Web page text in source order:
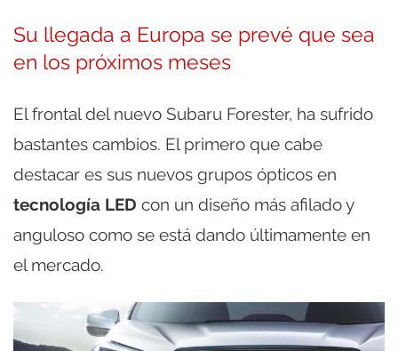
Su llegada a Europa se prevé que sea
en los próximos meses
El frontal del nuevo Subaru Forester, ha sufrido
bastantes cambios. El primero que cabe
destacar es sus nuevos grupos ópticos en
tecnología LED con un diseño más afilado y
anguloso como se está dando últimamente en
el mercado.